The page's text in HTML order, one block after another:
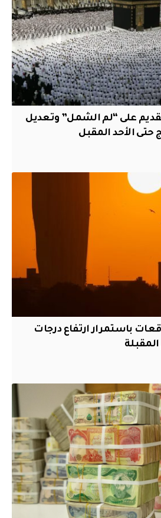
على “لم الشمل” وتعديل
حتى الأحد المقبل
باستمرار ارتفاع درجات
المقبلة